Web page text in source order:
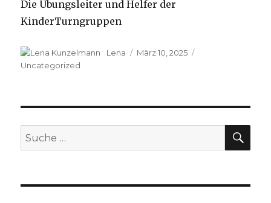
Die Übungsleiter und Helfer der
KinderTurngruppen
Autor
Lena
Veröffentlicht
März 10, 2025
Uncategorized
Suche
nach: